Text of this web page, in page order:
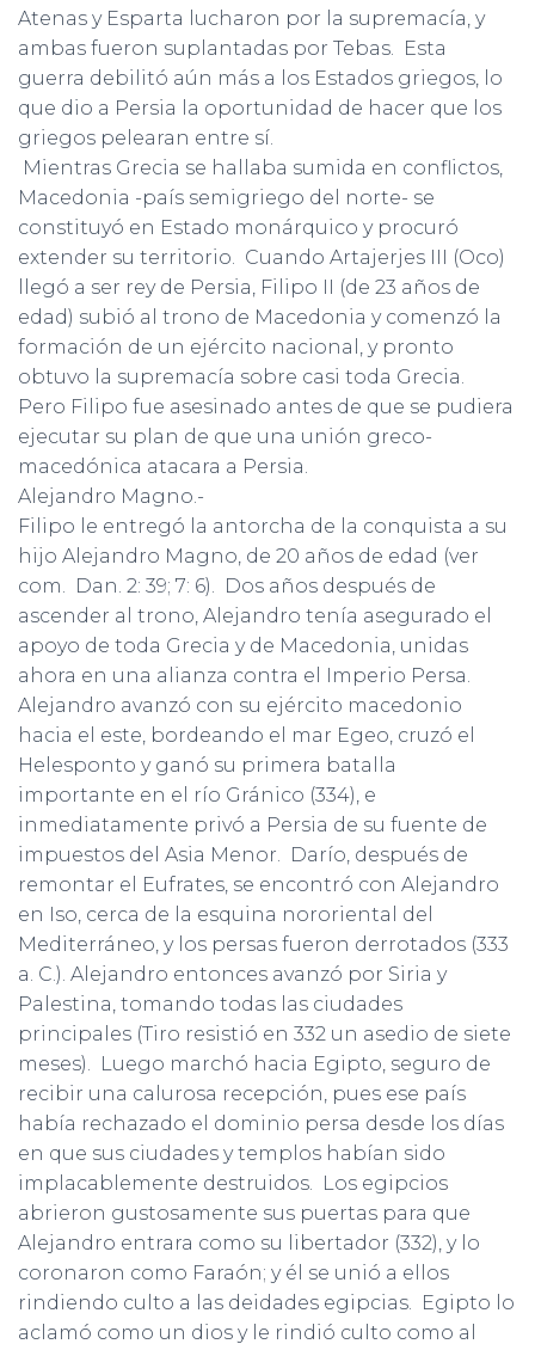
Atenas y Esparta lucharon por la supremacía, y
ambas fueron suplantadas por Tebas. Esta
guerra debilitó aún más a los Estados griegos, lo
que dio a Persia la oportunidad de hacer que los
griegos pelearan entre sí.
Mientras Grecia se hallaba sumida en conflictos,
Macedonia -país semigriego del norte- se
constituyó en Estado monárquico y procuró
extender su territorio. Cuando Artajerjes III (Oco)
llegó a ser rey de Persia, Filipo II (de 23 años de
edad) subió al trono de Macedonia y comenzó la
formación de un ejército nacional, y pronto
obtuvo la supremacía sobre casi toda Grecia.
Pero Filipo fue asesinado antes de que se pudiera
ejecutar su plan de que una unión greco-
macedónica atacara a Persia.
Alejandro Magno.-
Filipo le entregó la antorcha de la conquista a su
hijo Alejandro Magno, de 20 años de edad (ver
com. Dan. 2: 39; 7: 6). Dos años después de
ascender al trono, Alejandro tenía asegurado el
apoyo de toda Grecia y de Macedonia, unidas
ahora en una alianza contra el Imperio Persa.
Alejandro avanzó con su ejército macedonio
hacia el este, bordeando el mar Egeo, cruzó el
Helesponto y ganó su primera batalla
importante en el río Gránico (334), e
inmediatamente privó a Persia de su fuente de
impuestos del Asia Menor. Darío, después de
remontar el Eufrates, se encontró con Alejandro
en Iso, cerca de la esquina nororiental del
Mediterráneo, y los persas fueron derrotados (333
a. C.). Alejandro entonces avanzó por Siria y
Palestina, tomando todas las ciudades
principales (Tiro resistió en 332 un asedio de siete
meses). Luego marchó hacia Egipto, seguro de
recibir una calurosa recepción, pues ese país
había rechazado el dominio persa desde los días
en que sus ciudades y templos habían sido
implacablemente destruidos. Los egipcios
abrieron gustosamente sus puertas para que
Alejandro entrara como su libertador (332), y lo
coronaron como Faraón; y él se unió a ellos
rindiendo culto a las deidades egipcias. Egipto lo
aclamó como un dios y le rindió culto como al